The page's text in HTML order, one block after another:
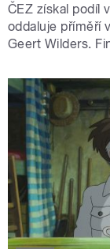
ČEZ získal podíl
oddaluje příměří
Geert Wilders.